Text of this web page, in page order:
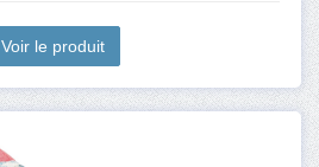
Voir le produit